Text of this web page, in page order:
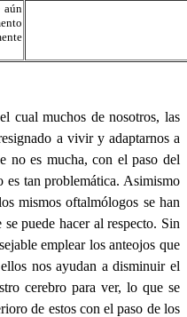
aún
cual muchos denosotros,las
a viviry adaptarnosa
noes mucha, con elpaso del
es tanproblemática. Asimismo
mismos oftalmólogos sehan
sepuede haceralrespecto. Sin
emplearlosanteojos que
ellos nosayudan adisminuirel
cerebro para ver, lo que se
de estoscon elpaso de los